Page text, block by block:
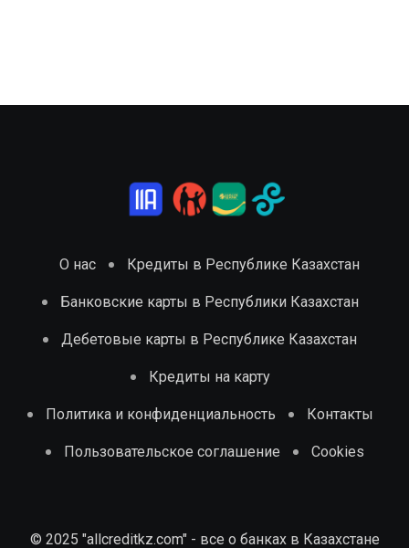
О нас Кредиты в Республике Казахстан
Банковские карты в Республики Казахстан
Дебетовые карты в Республике Казахстан
Кредиты на карту
Политика и конфиденциальность Контакты
Пользовательское соглашение Cookies
© 2025 "allcreditkz.com" - все о банках в Казахстане